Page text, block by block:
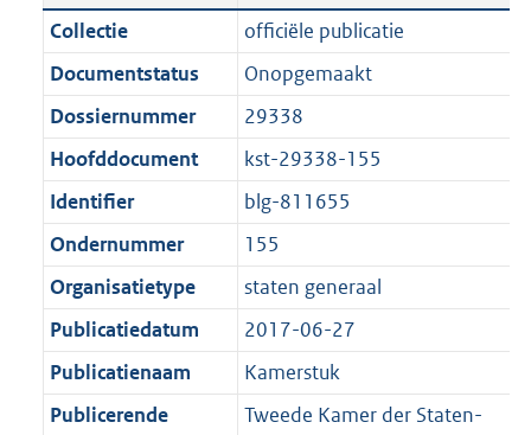
c
t
i
e
n
f
o
r
m
a
a
t
:
1
,
6
M
b
n
d
s
r
o
o
t
e
:
1
K
a
n
d
g
r
o
t
t
e
:
1
Collectie
officiële publicatie
Documentstatus
Onopgemaakt
Dossiernummer
29338
Hoofddocument
kst-29338-155
Identifier
blg-811655
Ondernummer
155
Organisatietype
staten generaal
Publicatiedatum
2017-06-27
Publicatienaam
Kamerstuk
Publicerende
Tweede Kamer der Staten-